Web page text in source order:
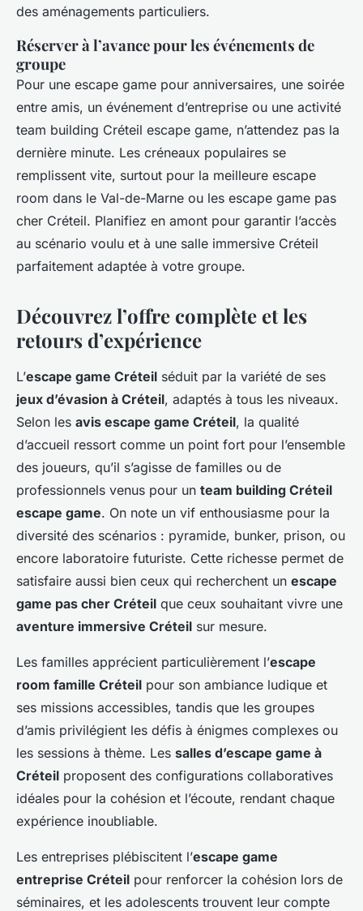
des aménagements particuliers.
Réserver à l’avance pour les événements de
groupe
Pour une escape game pour anniversaires, une soirée
entre amis, un événement d’entreprise ou une activité
team building Créteil escape game, n’attendez pas la
dernière minute. Les créneaux populaires se
remplissent vite, surtout pour la meilleure escape
room dans le Val-de-Marne ou les escape game pas
cher Créteil. Planifiez en amont pour garantir l’accès
au scénario voulu et à une salle immersive Créteil
parfaitement adaptée à votre groupe.
Découvrez l’offre complète et les
retours d’expérience
L’escape game Créteil séduit par la variété de ses
jeux d’évasion à Créteil, adaptés à tous les niveaux.
Selon les avis escape game Créteil, la qualité
d’accueil ressort comme un point fort pour l’ensemble
des joueurs, qu’il s’agisse de familles ou de
professionnels venus pour un team building Créteil
escape game. On note un vif enthousiasme pour la
diversité des scénarios : pyramide, bunker, prison, ou
encore laboratoire futuriste. Cette richesse permet de
satisfaire aussi bien ceux qui recherchent un escape
game pas cher Créteil que ceux souhaitant vivre une
aventure immersive Créteil sur mesure.
Les familles apprécient particulièrement l’escape
room famille Créteil pour son ambiance ludique et
ses missions accessibles, tandis que les groupes
d’amis privilégient les défis à énigmes complexes ou
les sessions à thème. Les salles d’escape game à
Créteil proposent des configurations collaboratives
idéales pour la cohésion et l’écoute, rendant chaque
expérience inoubliable.
Les entreprises plébiscitent l’escape game
entreprise Créteil pour renforcer la cohésion lors de
séminaires, et les adolescents trouvent leur compte